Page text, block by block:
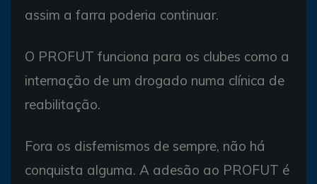
assim a farra poderia continuar.
O PROFUT funciona para os clubes como a
internação de um drogado numa clínica de
reabilitação.
Fora os disfemismos de sempre, não há
conquista alguma. A adesão ao PROFUT é